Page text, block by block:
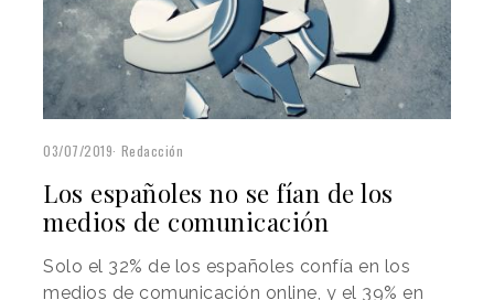
03/07/2019 Redacción
Los españoles no se fían de los
medios de comunicación
Solo el 32% de los españoles confía en los
medios de comunicación online, y el 39% en